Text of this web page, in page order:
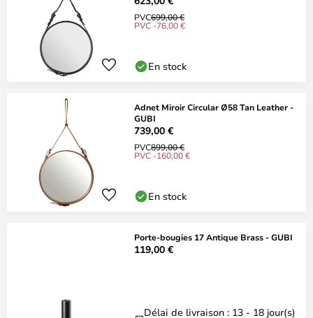
PVC699,00 €
PVC -76,00 €
En stock
Adnet Miroir Circular Ø58 Tan Leather -
GUBI
739,00 €
PVC899,00 €
PVC -160,00 €
En stock
Porte-bougies 17 Antique Brass - GUBI
119,00 €
Délai de livraison : 13 - 18 jour(s)